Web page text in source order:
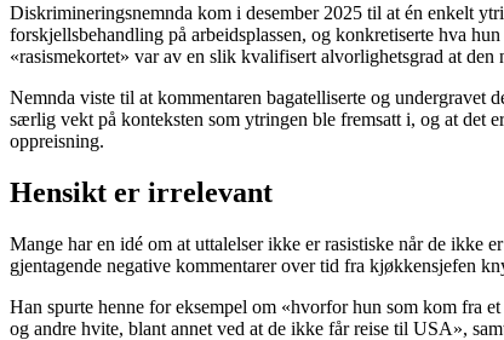
Diskrimineringsnemnda kom i desember 2025 til at én enkelt
forskjellsbehandling på arbeidsplassen, og konkretiserte hva
«rasismekortet» var av en slik kvalifisert alvorlighetsgrad at den
Nemnda viste til at kommentaren bagatelliserte og undergravet
særlig vekt på konteksten som ytringen ble fremsatt i, og at det
oppreisning.
Hensikt er irrelevant
Mange har en idé om at uttalelser ikke er rasistiske når de
gjentagende negative kommentarer over tid fra kjøkkensjefen
Han spurte henne for eksempel om «hvorfor hun som kom fra
og andre hvite, blant annet ved at de ikke får reise til USA»,